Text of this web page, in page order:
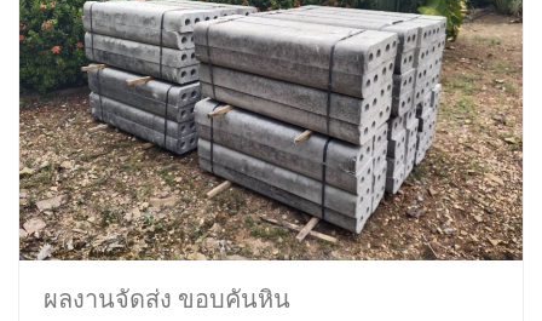
ผลงานจัดส่ง ขอบคันหิน